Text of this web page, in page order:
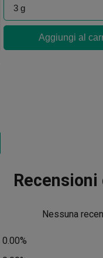
Aggiungi al
0.00%
Nessuna